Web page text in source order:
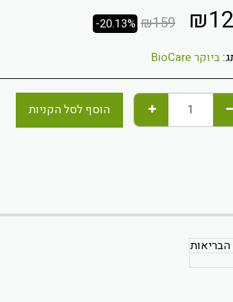
₪
₪159
-20.13%
ביוקר BioCare
הוסף לסל הקניות